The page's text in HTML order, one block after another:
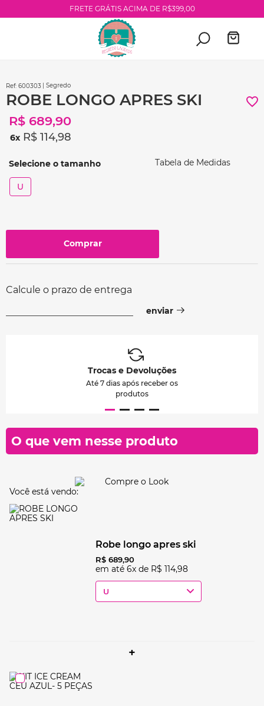
FRETE GRÁTIS ACIMA DE R$399,00
: 600303 | Segredo
ROBE LONGO APRES SKI
R$ 689,90
6 R$ 114,98
U
Tabela de Medidas
Comprar
Calcule o prazo de entrega
Trocas e Devoluções
Até 7 dias após receber os
produtos
O que vem nesse produto
Você está vendo:
robe longo apres ski
R$ 689,90
em até 6x de R$ 114,98
U
+